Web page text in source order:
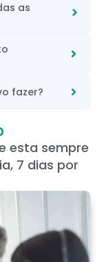
as
fazer?
esta sempre
7 dias por